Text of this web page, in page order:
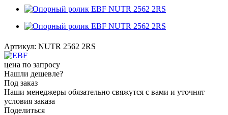
Артикул: NUTR 2562 2RS
цена по запросу
Нашли дешевле?
Под заказ
Наши менеджеры обязательно свяжутся с вами и уточнят
условия заказа
Поделиться